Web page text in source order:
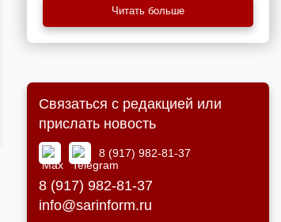
Читать больше
Связаться с редакцией или
прислать новость
8 (917) 982-81-37
8 (917) 982-81-37
info@sarinform.ru